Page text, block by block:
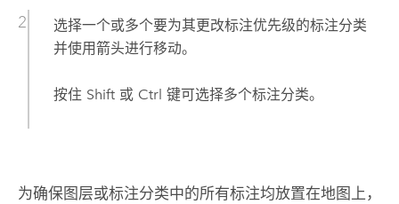
选择一个或多个要为其更改标注优先级的标注分类
并使用箭头进行移动。
按住 Shift 或 Ctrl 键可选择多个标注分类。
为确保图层或标注分类中的所有标注均放置在地图上，